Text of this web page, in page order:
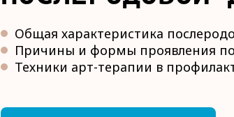
Общая характеристика
Причины и формы проявления
Техники арт-терапии в